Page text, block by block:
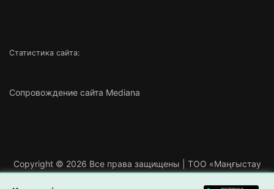
Статистика сайта:
Сопровождение сайта Mediana
Copyright © 2026 Все права защищены | ТОО «Маңғыстау